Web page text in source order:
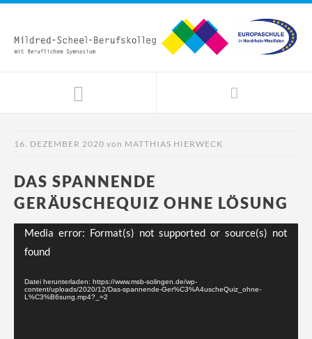
16. DEZEMBER 2020 von MATTHIAS HIERWECK
DAS SPANNENDE
GERÄUSCHEQUIZ OHNE LÖSUNG
Video-
Media error: Format(s) not supported or source(s) not
found
Datei herunterladen: https://www.msb-solingen.de/wp-
content/uploads/2020/12/Das-spannende-Ger%C3%A4uscheQuiz_ohne-
L%C3%B6sung.mp4?_=2